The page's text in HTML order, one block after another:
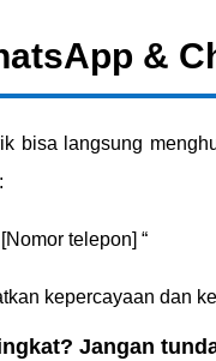
&
bisa langsung
telepon] “
kepercayaan dan
Jangan